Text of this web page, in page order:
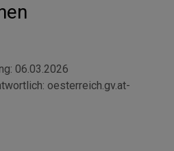
06.03.2026
oesterreich.gv.at-